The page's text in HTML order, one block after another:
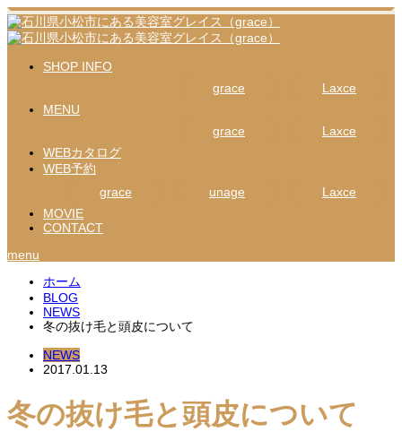
SHOP INFO
grace
Laxce
MENU
grace
Laxce
WEBカタログ
WEB予約
grace
unage
Laxce
MOVIE
CONTACT
menu
ホーム
BLOG
NEWS
冬の抜け毛と頭皮について
NEWS
2017.01.13
冬の抜け毛と頭皮について